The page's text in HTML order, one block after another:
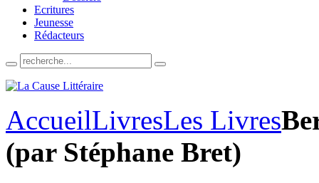
Ecritures
Jeunesse
Rédacteurs
AccueilLivresLes Livres
(par Stéphane Bret)